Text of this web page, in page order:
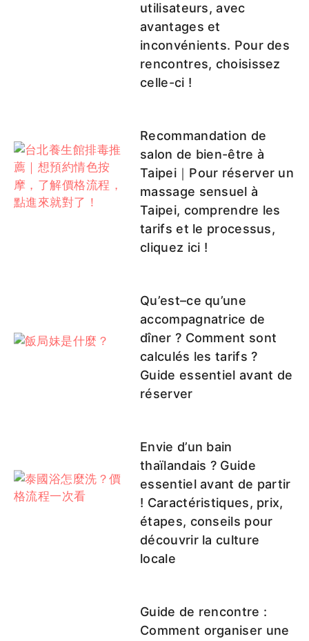
utilisateurs, avec
avantages et
inconvénients. Pour des
rencontres, choisissez
celle-ci !
Recommandation de
salon de bien-être à
Taipei｜Pour réserver un
massage sensuel à
Taipei, comprendre les
tarifs et le processus,
cliquez ici !
Qu’est–ce qu’une
accompagnatrice de
dîner ? Comment sont
calculés les tarifs ?
Guide essentiel avant de
réserver
Envie d’un bain
thaïlandais ? Guide
essentiel avant de partir
! Caractéristiques, prix,
étapes, conseils pour
découvrir la culture
locale
Guide de rencontre :
Comment organiser une